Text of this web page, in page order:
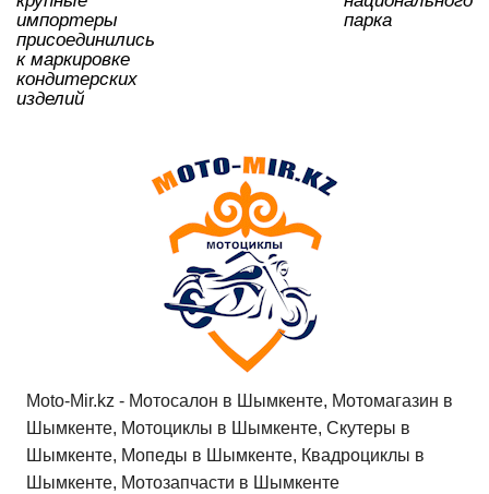
импортеры
присоединились
к маркировке
кондитерских
изделий
парка
Moto-Mir.kz - Мотосалон в Шымкенте, Мотомагазин в
Шымкенте, Мотоциклы в Шымкенте, Скутеры в
Шымкенте, Мопеды в Шымкенте, Квадроциклы в
Шымкенте, Мотозапчасти в Шымкенте